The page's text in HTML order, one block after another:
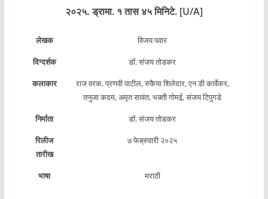
२०२५.ड्रामा. १ तास ४५ मिनिटे. [U/A]
लेखक
विजय पवार
दिग्दर्शक
डॉ. संजय तोडकर
कलाकार
राज वरक, प्रणवी पाटील, रुकैया शिलेदार, एन डी कार्वेकर,
तनुजा कदम, अमृत सावंत, भक्ती गोमई, संजय टिपुगडे
निर्माता
डॉ. संजय तोडकर
रिलीज
तारीख
७ फेब्रुवारी २०२५
भाषा मराठी